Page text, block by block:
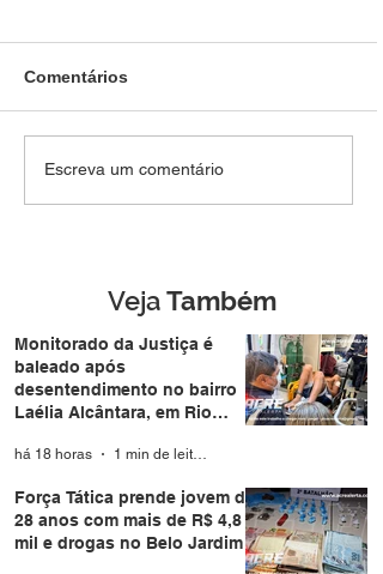
SEM DIREITO A LUA DE
durante casamento
coletivo da Expoacre
Comentários
Escreva um comentário
VejaTambém
Monitorado da Justiça é
baleado após
desentendimento no bairro
Laélia Alcântara, em Rio
há 18 horas
Força Tática prende jovem de
28 anos com mais de R$ 4,8
mil e drogas no Belo Jardim I